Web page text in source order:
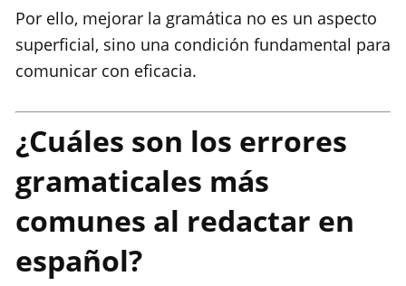
Por ello, mejorar la gramática no es un aspecto
superficial, sino una condición fundamental para
comunicar con eficacia.
¿Cuáles son los errores
gramaticales más
comunes al redactar en
español?